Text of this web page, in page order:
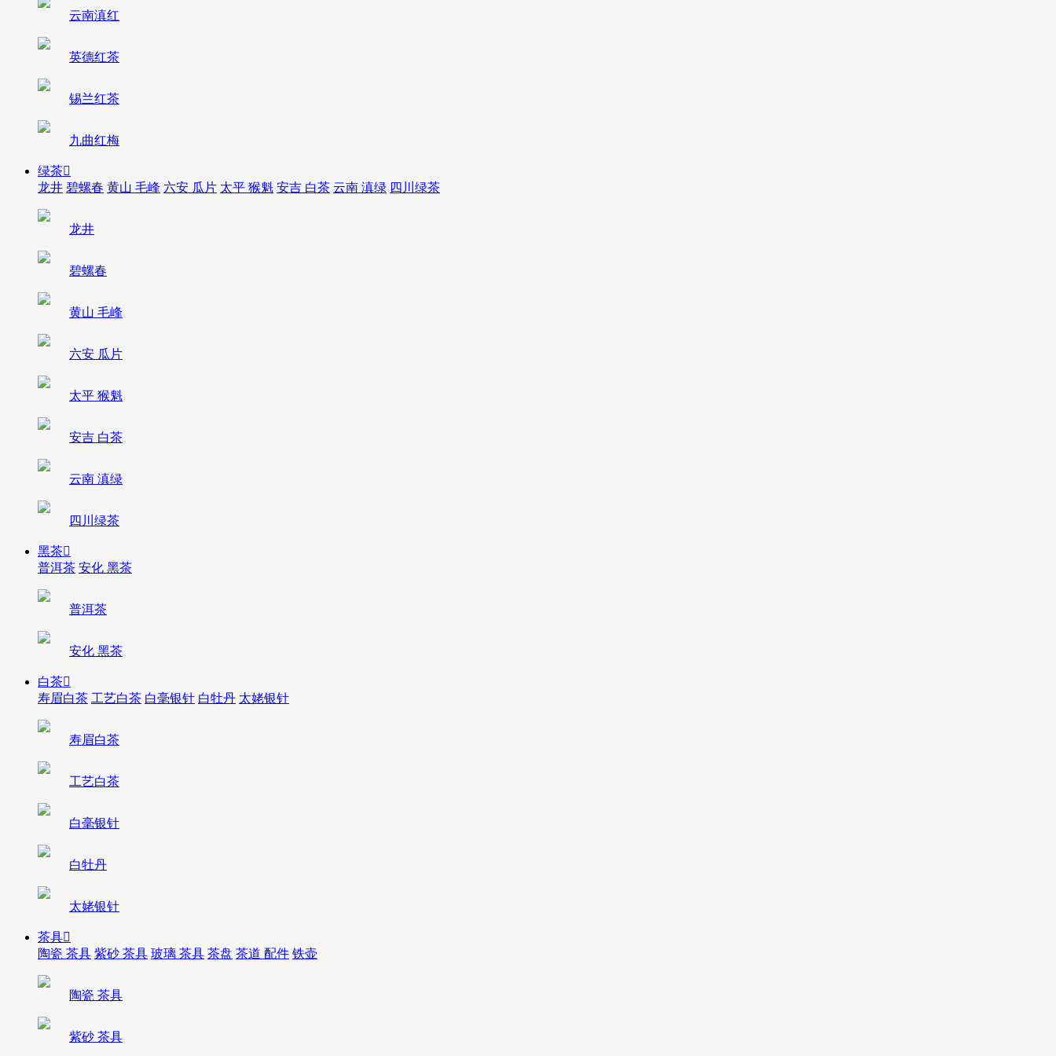
云南滇红
英德红茶
锡兰红茶
九曲红梅
绿茶
龙井 碧螺春 黄山 毛峰 六安 瓜片 太平 猴魁 安吉 白茶 云南 滇绿 四川绿茶
龙井
碧螺春
黄山 毛峰
六安 瓜片
太平 猴魁
安吉 白茶
云南 滇绿
四川绿茶
黑茶
普洱茶 安化 黑茶
普洱茶
安化 黑茶
白茶
寿眉白茶 工艺白茶 白毫银针 白牡丹 太姥银针
寿眉白茶
工艺白茶
白毫银针
白牡丹
太姥银针
茶具
陶瓷 茶具 紫砂 茶具 玻璃 茶具 茶盘 茶道 配件 铁壶
陶瓷 茶具
紫砂 茶具